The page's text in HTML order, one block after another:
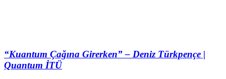
“Kuantum Çağına Girerken” – Deniz Türkpençe |
Quantum İTÜ